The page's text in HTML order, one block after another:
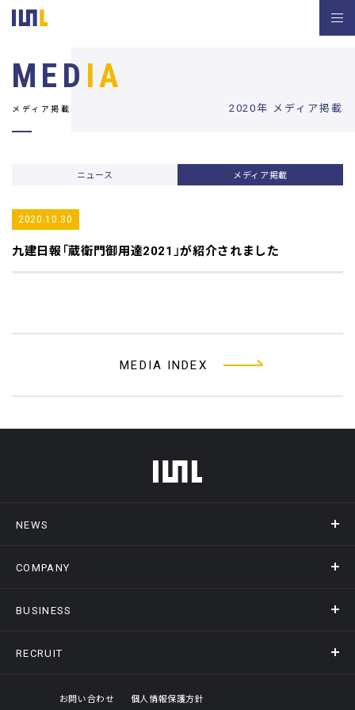
2020年 メディア掲載
MED IA
メディア掲載
ニュース メディア掲載
2020.10.30
九建日報「蔵衛門御用達2021」が紹介されました
MEDIA INDEX
フッターメニュー
NEWS
ニュース
COMPANY
会社概要
オフィスギャラリー
BUSINESS
事業情報トップ
RECRUIT
採用情報トップ
お問い合わせ 個人情報保護方針